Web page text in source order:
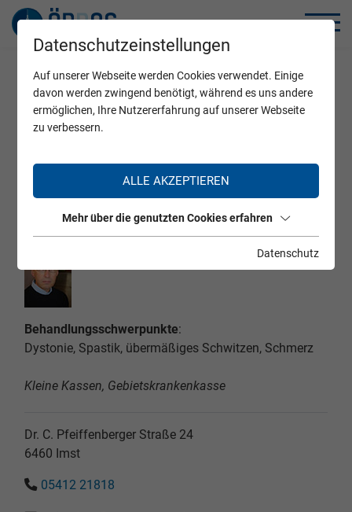
Home Zertifizierte Ärzte
Dr. Heinrich K. Spiss
Behandlungsschwerpunkte:
Dystonie, Spastik, übermäßiges Schwitzen, Schmerz
Kleine Kassen, Gebietskrankenkasse
Dr. C. Pfeiffenberger Straße 24
6460 Imst
05412 21818
Datenschutzeinstellungen
Auf unserer Webseite werden Cookies verwendet. Einige
davon werden zwingend benötigt, während es uns andere
ermöglichen, Ihre Nutzererfahrung auf unserer Webseite
zu verbessern.
ALLE AKZEPTIEREN
Mehr über die genutzten Cookies erfahren
Datenschutz